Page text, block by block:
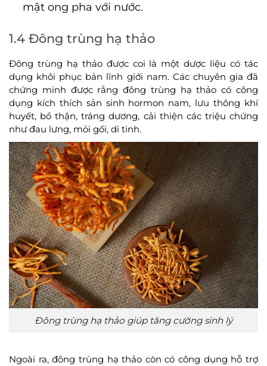
mật ong pha với nước.
1.4 Đông trùng hạ thảo
Đông trùng hạ thảo được coi là một dược liệu có tác
dụng khôi phục bản lĩnh giới nam. Các chuyên gia đã
chứng minh được rằng đông trùng hạ thảo có công
dụng kích thích sản sinh hormon nam, lưu thông khí
huyết, bổ thận, tráng dương, cải thiện các triệu chứng
như đau lưng, mỏi gối, di tinh.
Đông trùng hạ thảo giúp tăng cường sinh lý
Ngoài ra, đông trùng hạ thảo còn có công dụng hỗ trợ